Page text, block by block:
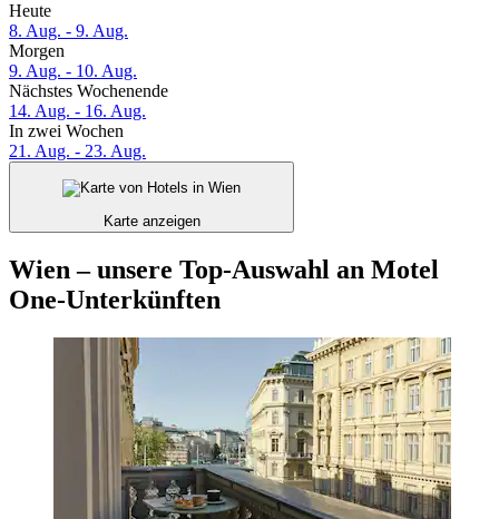
Heute
8. Aug. - 9. Aug.
Morgen
9. Aug. - 10. Aug.
Nächstes Wochenende
14. Aug. - 16. Aug.
In zwei Wochen
21. Aug. - 23. Aug.
Karte anzeigen
Wien – unsere Top-Auswahl an Motel
One-Unterkünften